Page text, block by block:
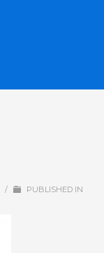
/ PUBLISHED IN